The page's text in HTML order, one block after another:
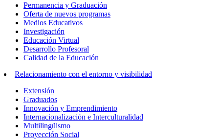
Permanencia y Graduación
Oferta de nuevos programas
Medios Educativos
Investigación
Educación Virtual
Desarrollo Profesoral
Calidad de la Educación
Relacionamiento con el entorno y visibilidad
Extensión
Graduados
Innovación y Emprendimiento
Internacionalización e Interculturalidad
Multilingüismo
Proyección Social